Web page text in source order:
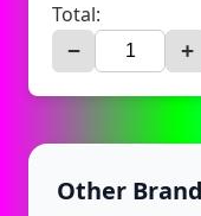
Total:
− +
Other